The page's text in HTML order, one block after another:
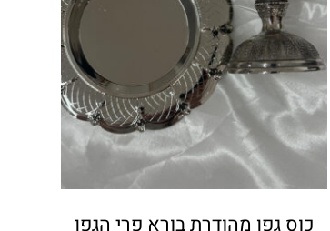
כוס גפן מהודרת בורא פרי הגפן